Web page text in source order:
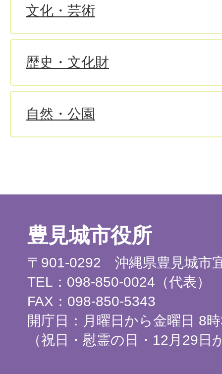
文化・芸術
歴史・文化財
自然・公園
豊見城市役所
〒901-0292 沖縄県豊見城市
TEL：098-850-0024（代表）
FAX：098-850-5343
開庁日：月曜日から金曜日 8
（祝日・慰霊の日・12月29日